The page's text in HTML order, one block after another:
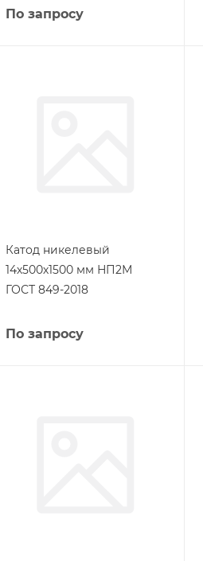
По запросу
Катод никелевый
14х500х1500 мм НП2М
ГОСТ 849-2018
По запросу